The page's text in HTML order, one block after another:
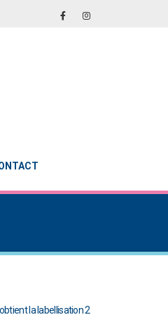
la labellisation 2